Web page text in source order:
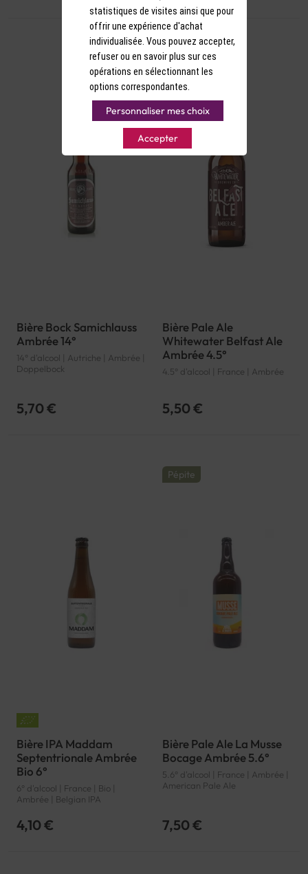
Bière Bock Samichlauss
Ambrée 14°
14° d'alcool | Autriche | Ambrée |
Doppelbock
5,70 €
Bière Pale Ale
Whitewater Belfast Ale
Ambrée 4.5°
4.5° d'alcool | France | Ambrée
5,50 €
Bière IPA Maddam
Septentrionale Ambrée
Bio 6°
6° d'alcool | France | Bio |
Ambrée | Belgian IPA
4,10 €
Pépite
Bière Pale Ale La Musse
Bocage Ambrée 5.6°
5.6° d'alcool | France | Ambrée |
American Pale Ale
7,50 €
statistiques de visites ainsi que pour
offrir une expérience d'achat
individualisée. Vous pouvez accepter,
refuser ou en savoir plus sur ces
opérations en sélectionnant les
options correspondantes.
Personnaliser mes choix
Accepter